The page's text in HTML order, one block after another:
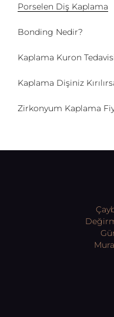
Porselen Diş Kaplama
Bonding Nedir?
Kaplama Kuron
Kaplama Dişiniz
Zirkonyum Kaplama